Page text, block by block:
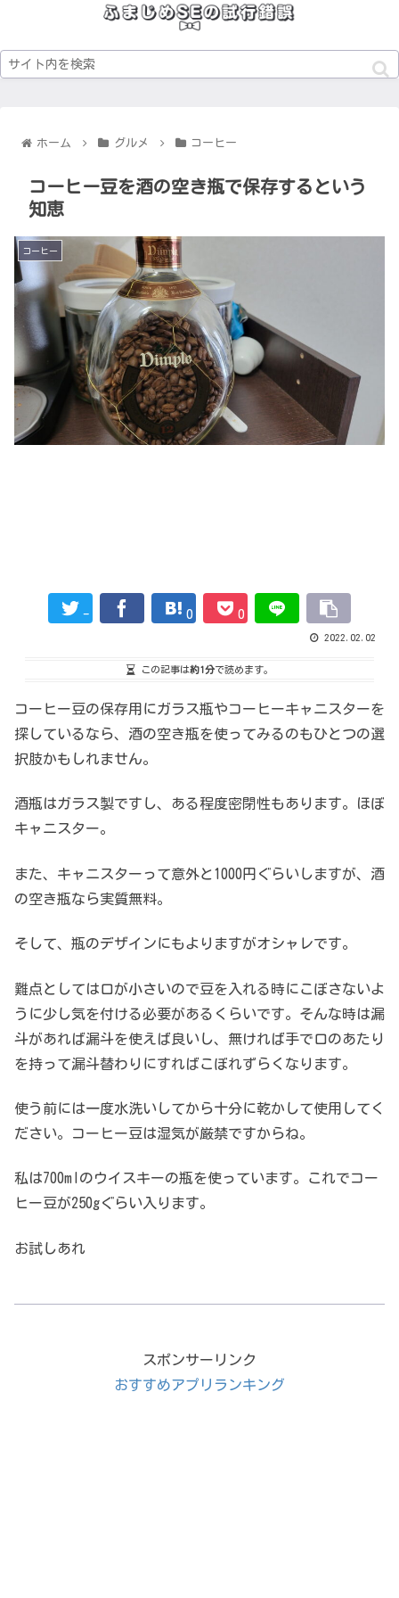
ホーム グルメ コーヒー
コーヒー豆を酒の空き瓶で保存するという
知恵
コーヒー
- 0 0
2022.02.02
この記事は約1分で読めます。
コーヒー豆の保存用にガラス瓶やコーヒーキャニスターを
探しているなら、酒の空き瓶を使ってみるのもひとつの選
択肢かもしれません。
酒瓶はガラス製ですし、ある程度密閉性もあります。ほぼ
キャニスター。
また、キャニスターって意外と1000円ぐらいしますが、酒
の空き瓶なら実質無料。
そして、瓶のデザインにもよりますがオシャレです。
難点としては口が小さいので豆を入れる時にこぼさないよ
うに少し気を付ける必要があるくらいです。そんな時は漏
斗があれば漏斗を使えば良いし、無ければ手で口のあたり
を持って漏斗替わりにすればこぼれずらくなります。
使う前には一度水洗いしてから十分に乾かして使用してく
ださい。コーヒー豆は湿気が厳禁ですからね。
私は700mlのウイスキーの瓶を使っています。これでコー
ヒー豆が250gぐらい入ります。
お試しあれ
スポンサーリンク
おすすめアプリランキング